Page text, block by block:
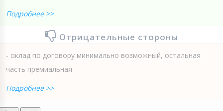
Подробнее >>
Отрицательные стороны
- оклад по договору минимально возможный, остальная
часть премиальная
Подробнее >>